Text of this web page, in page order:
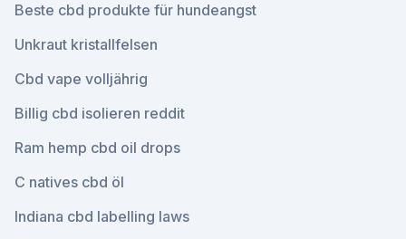
Beste cbd produkte für hundeangst
Unkraut kristallfelsen
Cbd vape volljährig
Billig cbd isolieren reddit
Ram hemp cbd oil drops
C natives cbd öl
Indiana cbd labelling laws